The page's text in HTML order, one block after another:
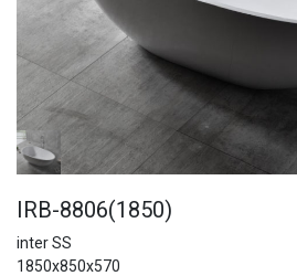
IRB-8806(1850)
inter SS
1850x850x570